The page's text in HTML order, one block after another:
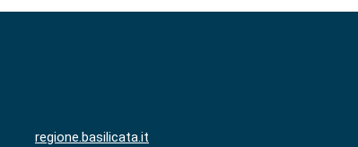
regione.basilicata.it